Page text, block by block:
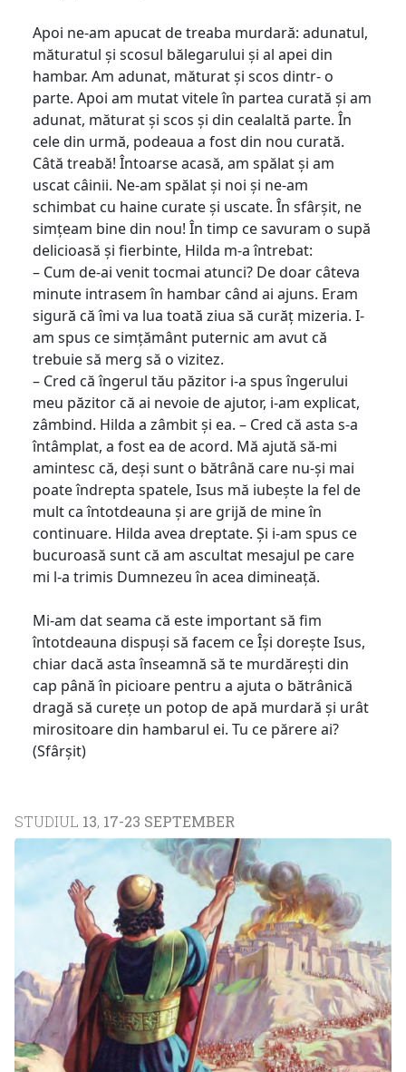
Apoi ne-am apucat de treaba murdară: adunatul,
măturatul și scosul bălegarului și al apei din
hambar. Am adunat, măturat și scos dintr- o
parte. Apoi am mutat vitele în partea curată și am
adunat, măturat și scos și din cealaltă parte. În
cele din urmă, podeaua a fost din nou curată.
Câtă treabă! Întoarse acasă, am spălat și am
uscat câinii. Ne-am spălat și noi și ne-am
schimbat cu haine curate și uscate. În sfârșit, ne
simțeam bine din nou! În timp ce savuram o supă
delicioasă și fierbinte, Hilda m-a întrebat:
– Cum de-ai venit tocmai atunci? De doar câteva
minute intrasem în hambar când ai ajuns. Eram
sigură că îmi va lua toată ziua să curăț mizeria. I-
am spus ce simțământ puternic am avut că
trebuie să merg să o vizitez.
– Cred că îngerul tău păzitor i-a spus îngerului
meu păzitor că ai nevoie de ajutor, i-am explicat,
zâmbind. Hilda a zâmbit și ea. – Cred că asta s-a
întâmplat, a fost ea de acord. Mă ajută să-mi
amintesc că, deși sunt o bătrână care nu-și mai
poate îndrepta spatele, Isus mă iubește la fel de
mult ca întotdeauna și are grijă de mine în
continuare. Hilda avea dreptate. Și i-am spus ce
bucuroasă sunt că am ascultat mesajul pe care
mi l-a trimis Dumnezeu în acea dimineață.
Mi-am dat seama că este important să fim
întotdeauna dispuși să facem ce Își dorește Isus,
chiar dacă asta înseamnă să te murdărești din
cap până în picioare pentru a ajuta o bătrânică
dragă să curețe un potop de apă murdară și urât
mirositoare din hambarul ei. Tu ce părere ai?
(Sfârșit)
STUDIUL 13, 17-23 SEPTEMBER